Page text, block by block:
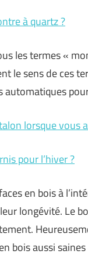
à quartz ?
les termes «
le sens de ces
automatiques
lorsque vous
pour l’hiver ?
en bois à
longévité. Le
bois aussi